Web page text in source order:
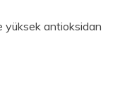
yüksek antioksidan